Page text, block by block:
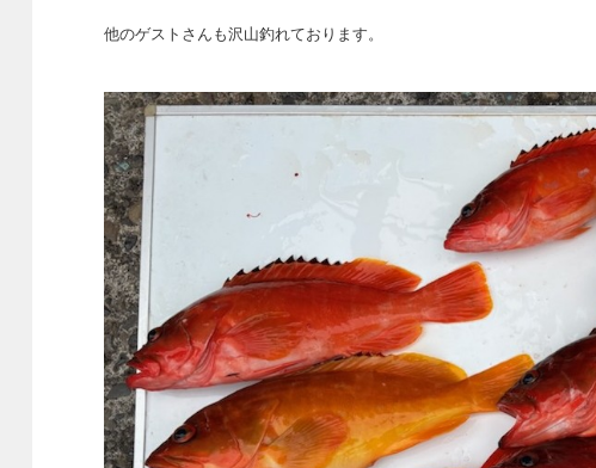
他のゲストさんも沢山釣れております。